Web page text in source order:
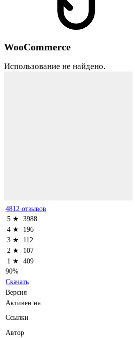
WooCommerce
Использование не найдено.
4812 отзывов
5 ★ 3988
4 ★
196
3 ★
112
2 ★
107
1 ★ 409
90%
Скачать
Версия
Активен на
Ссылки
Автор